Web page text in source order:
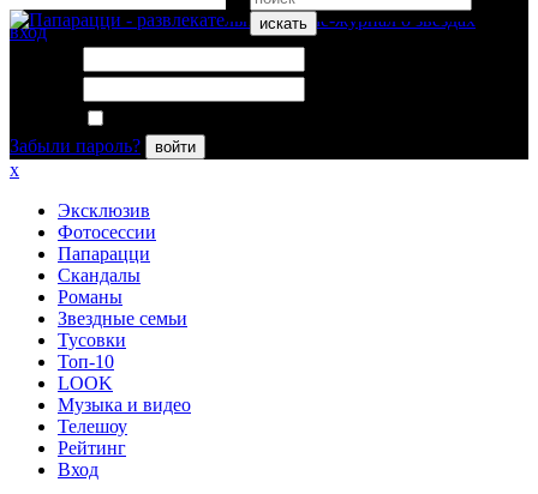
искать
вход
Забыли пароль?
войти
x
Эксклюзив
Фотосессии
Папарацци
Скандалы
Романы
Звездные семьи
Тусовки
Топ-10
LOOK
Музыка и видео
Телешоу
Рейтинг
Вход